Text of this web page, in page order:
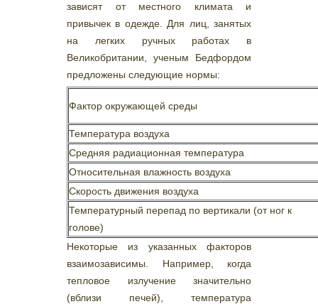
зависят от местного климата и
привычек в одежде. Для лиц, занятых
на легких ручных работах в
Великобритании, ученым Бедфордом
предложены следующие нормы:
Фактор окружающей среды
Температура воздуха
Средняя радиационная температура
Относительная влажность воздуха
Скорость движения воздуха
Температурный перепад по вертикали (от ног к
голове)
Некоторые из указанных факторов
взаимозависимы. Например, когда
тепловое излучение значительно
(вблизи печей), температура